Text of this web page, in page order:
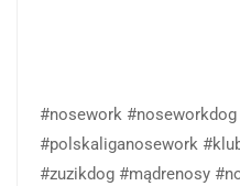
#nosework
#polskaliganosework
#zuzikdog #mądrenosy